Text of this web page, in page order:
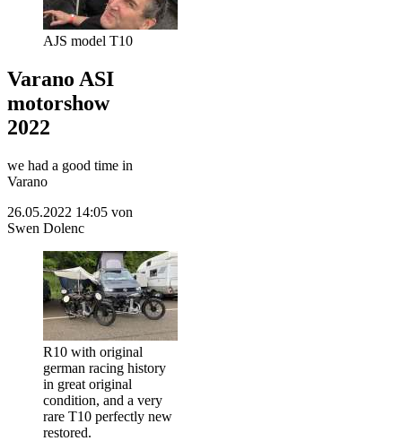
AJS model T10
Varano ASI
motorshow
2022
we had a good time in
Varano
26.05.2022 14:05 von
Swen Dolenc
R10 with original
german racing history
in great original
condition, and a very
rare T10 perfectly new
restored.